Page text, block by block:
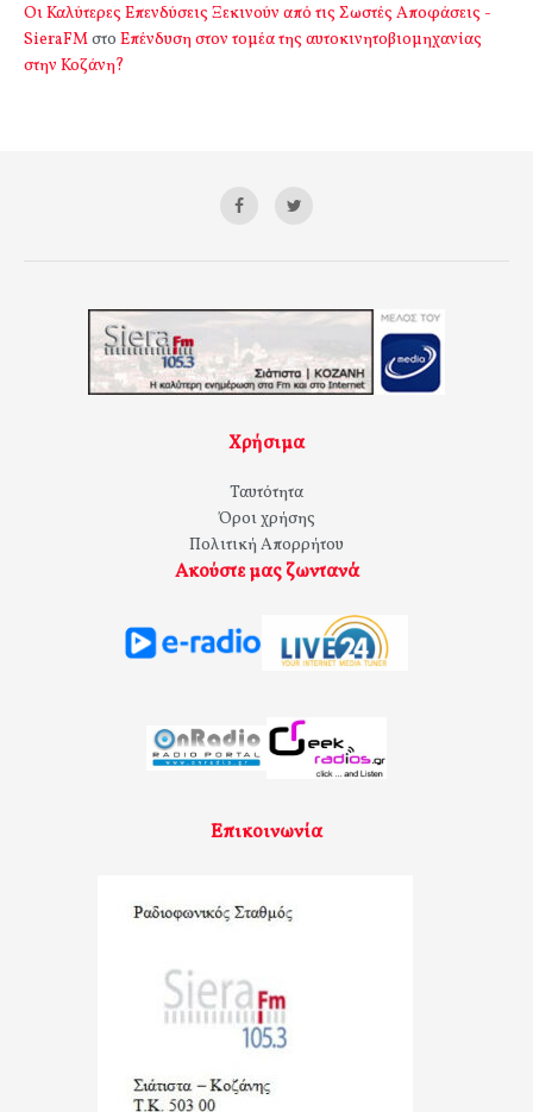
Οι Καλύτερες Επενδύσεις Ξεκινούν από τις Σωστές Αποφάσεις -
SieraFMστο Επένδυση στον τομέα της αυτοκινητοβιομηχανίας
στην Κοζάνη?
Χρήσιμα
Ταυτότητα
Όροι χρήσης
Πολιτική Απορρήτου
Ακούστε μας ζωντανά
Επικοινωνία